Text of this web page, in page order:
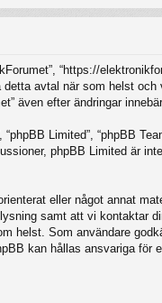
“https://
avtal när som helst
även efter ändringar
Limited”, “phpBB
phpBB Limited är
eller något annat
samt att vi kontaktar
helst. Som användare
kan hållas ansvariga